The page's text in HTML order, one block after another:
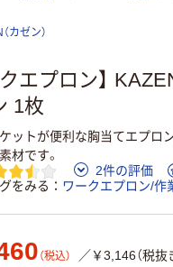
カゼン）
クエプロン】
1枚
ットが便利な胸当てエプロ
材です。
2件の評価
をみる
ワークエプロン/作
（税込） ／￥3,146（税抜